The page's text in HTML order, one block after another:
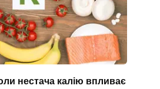
нестача калію впливає